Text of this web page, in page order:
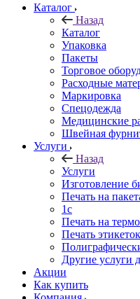
Каталог
Назад
Каталог
Упаковка
Пакеты
Торговое
Расходные
Маркировка
Спецодежда
Медицинские
Швейная
Услуги
Назад
Услуги
Изготовление
Печать на
1c
Печать на
Печать этикеток
Другие услуги
Акции
Как купить